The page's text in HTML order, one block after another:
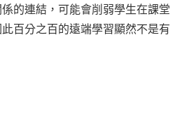
的連結，可能會削弱學生在課堂
此百分之百的遠端學習顯然不是有